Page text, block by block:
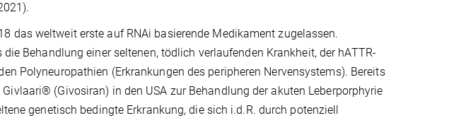
das weltweit erste auf RNAi basierende Medikament zugelassen.
Behandlung einer seltenen, tödlich verlaufenden Krankheit, der hATTR-
Polyneuropathien (Erkrankungen des peripheren Nervensystems). Bereits
(Givosiran) in den USA zur Behandlung der akuten Leberporphyrie
genetisch bedingte Erkrankung, die sich i.d.R. durch potenziell